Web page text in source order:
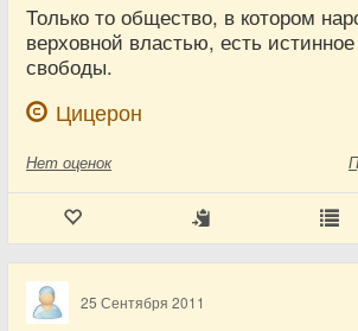
Только то общество, в котором
верховной властью, есть
свободы.
Цицерон
Нет оценок
25 Сентября 2011